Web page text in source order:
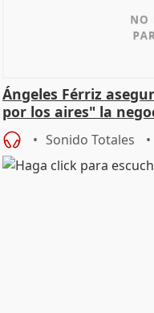
Ángeles Férriz
por los aires" la
SMA
Sonido Totales